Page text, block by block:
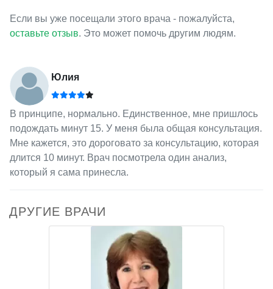
Если вы уже посещали этого врача - пожалуйста,
оставьте отзыв. Это может помочь другим людям.
Юлия
В принципе, нормально. Единственное, мне пришлось
подождать минут 15. У меня была общая консультация.
Мне кажется, это дороговато за консультацию, которая
длится 10 минут. Врач посмотрела один анализ,
который я сама принесла.
ДРУГИЕ ВРАЧИ